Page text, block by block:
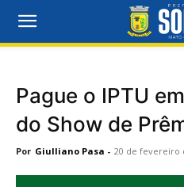
Pague o IPTU
do Show de
Por Giulliano Pasa - 20 de fevereiro